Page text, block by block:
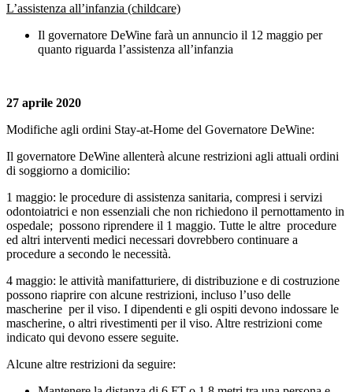
L’assistenza all’infanzia (childcare)
Il governatore DeWine farà un annuncio il 12 maggio per
quanto riguarda l’assistenza all’infanzia
27 aprile 2020
Modifiche agli ordini Stay-at-Home del Governatore DeWine:
Il governatore DeWine allenterà alcune restrizioni agli attuali ordini
di soggiorno a domicilio:
1 maggio: le procedure di assistenza sanitaria, compresi i servizi
odontoiatrici e non essenziali che non richiedono il pernottamento in
ospedale; possono riprendere il 1 maggio. Tutte le altre procedure
ed altri interventi medici necessari dovrebbero continuare a
procedure a secondo le necessità.
4 maggio: le attività manifatturiere, di distribuzione e di costruzione
possono riaprire con alcune restrizioni, incluso l’uso delle
mascherine per il viso. I dipendenti e gli ospiti devono indossare le
mascherine, o altri rivestimenti per il viso. Altre restrizioni come
indicato qui devono essere seguite.
Alcune altre restrizioni da seguire: